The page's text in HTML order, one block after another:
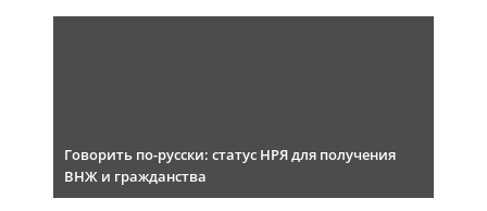
Говорить по-русски: статус НРЯ для получения
ВНЖ и гражданства